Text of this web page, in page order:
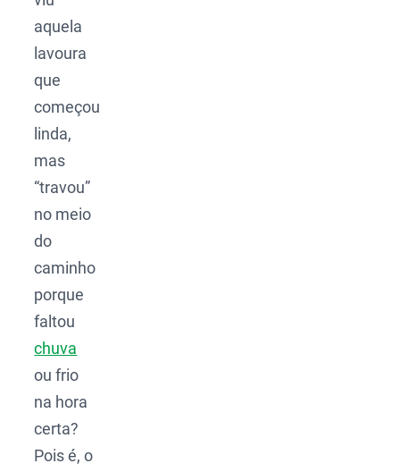
aquela
lavoura
que
começou
linda,
mas
“travou”
no meio
do
caminho
porque
faltou
chuva
ou frio
na hora
certa?
Pois é, o